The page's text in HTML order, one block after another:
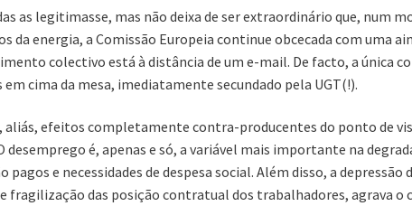
as legitimasse, mas não deixa de ser extraordinário que, num
energia, a Comissão Europeia continue obcecada com uma
colectivo está à distância de um e-mail. De facto, a única
cima da mesa, imediatamente secundado pela UGT(!).
efeitos completamente contra-producentes do ponto de
é, apenas e só, a variável mais importante na
e necessidades de despesa social. Além disso, a
fragilização das posição contratual dos trabalhadores, agrava o